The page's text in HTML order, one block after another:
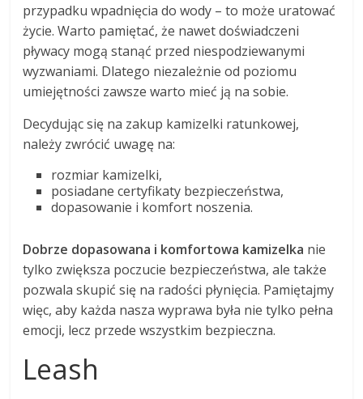
przypadku wpadnięcia do wody – to może uratować
życie. Warto pamiętać, że nawet doświadczeni
pływacy mogą stanąć przed niespodziewanymi
wyzwaniami. Dlatego niezależnie od poziomu
umiejętności zawsze warto mieć ją na sobie.
Decydując się na zakup kamizelki ratunkowej,
należy zwrócić uwagę na:
rozmiar kamizelki,
posiadane certyfikaty bezpieczeństwa,
dopasowanie i komfort noszenia.
Dobrze dopasowana i komfortowa kamizelka nie
tylko zwiększa poczucie bezpieczeństwa, ale także
pozwala skupić się na radości płynięcia. Pamiętajmy
więc, aby każda nasza wyprawa była nie tylko pełna
emocji, lecz przede wszystkim bezpieczna.
Leash